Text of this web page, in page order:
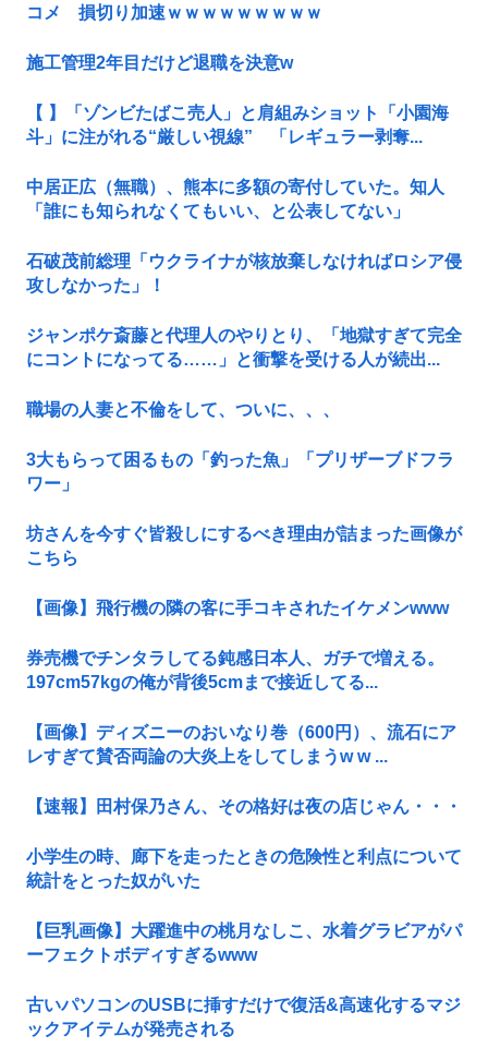
コメ 損切り加速ｗｗｗｗｗｗｗｗｗ
施工管理2年目だけど退職を決意w
【 】「ゾンビたばこ売人」と肩組みショット「小園海
斗」に注がれる“厳しい視線” 「レギュラー剥奪...
中居正広（無職）、熊本に多額の寄付していた。知人
「誰にも知られなくてもいい、と公表してない」
石破茂前総理「ウクライナが核放棄しなければロシア侵
攻しなかった」！
ジャンポケ斎藤と代理人のやりとり、「地獄すぎて完全
にコントになってる……」と衝撃を受ける人が続出...
職場の人妻と不倫をして、ついに、、、
3大もらって困るもの「釣った魚」「プリザーブドフラ
ワー」
坊さんを今すぐ皆殺しにするべき理由が詰まった画像が
こちら
【画像】飛行機の隣の客に手コキされたイケメンwww
券売機でチンタラしてる鈍感日本人、ガチで増える。
197cm57kgの俺が背後5cmまで接近してる...
【画像】ディズニーのおいなり巻（600円）、流石にア
レすぎて賛否両論の大炎上をしてしまうw w ...
【速報】田村保乃さん、その格好は夜の店じゃん・・・
小学生の時、廊下を走ったときの危険性と利点について
統計をとった奴がいた
【巨乳画像】大躍進中の桃月なしこ、水着グラビアがパ
ーフェクトボディすぎるwww
古いパソコンのUSBに挿すだけで復活&高速化するマジ
ックアイテムが発売される